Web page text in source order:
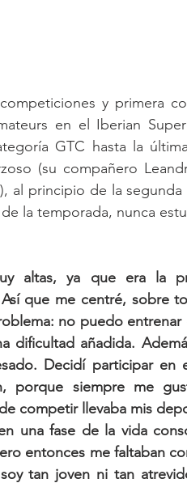
y primera
en el Iberian
GTC hasta la
(su compañero
al principio de la
la temporada, nunca
altas, ya que era la
que me centré, sobre
no puedo
dificultad añadida.
Decidí participar en
porque siempre me
competir llevaba mis
una fase de la vida
entonces me faltaban
tan joven ni tan